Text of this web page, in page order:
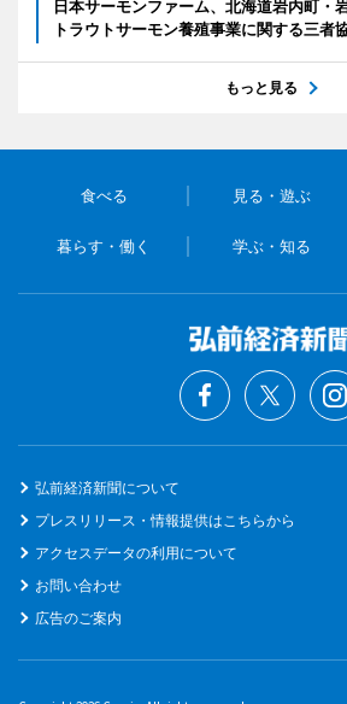
日本サーモンファーム、北海道岩内町・
トラウトサーモン養殖事業に関する三者
もっと見る
食べる 見る・遊ぶ
暮らす・働く 学ぶ・知る
弘前経済新聞について
プレスリリース・情報提供はこちらから
アクセスデータの利用について
お問い合わせ
広告のご案内